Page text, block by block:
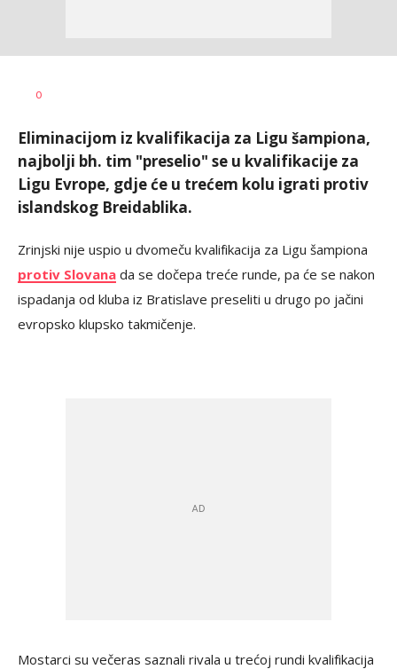
AUTOR
0
Eliminacijom iz kvalifikacija za Ligu šampiona,
najbolji bh. tim "preselio" se u kvalifikacije za
Ligu Evrope, gdje će u trećem kolu igrati protiv
islandskog Breidablika.
Zrinjski nije uspio u dvomeču kvalifikacija za Ligu šampiona
protiv Slovana da se dočepa treće runde, pa će se nakon
ispadanja od kluba iz Bratislave preseliti u drugo po jačini
evropsko klupsko takmičenje.
Mostarci su večeras saznali rivala u trećoj rundi kvalifikacija